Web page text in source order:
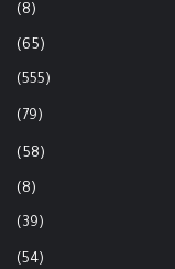
(8)
(65)
(555)
(79)
(58)
(8)
(39)
(54)